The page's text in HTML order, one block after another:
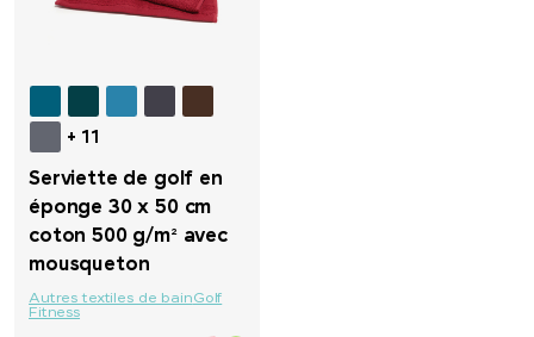
+ 11
Serviette de golf en
éponge 30 x 50 cm
coton 500 g/m² avec
mousqueton
Autres textiles de bainGolf
Fitness